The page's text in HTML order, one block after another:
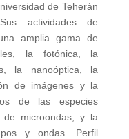
de Teherán
actividades de
amplia gama de
la fotónica, la
la nanoóptica, la
de imágenes y la
de las especies
microondas, y la
y ondas. Perfil